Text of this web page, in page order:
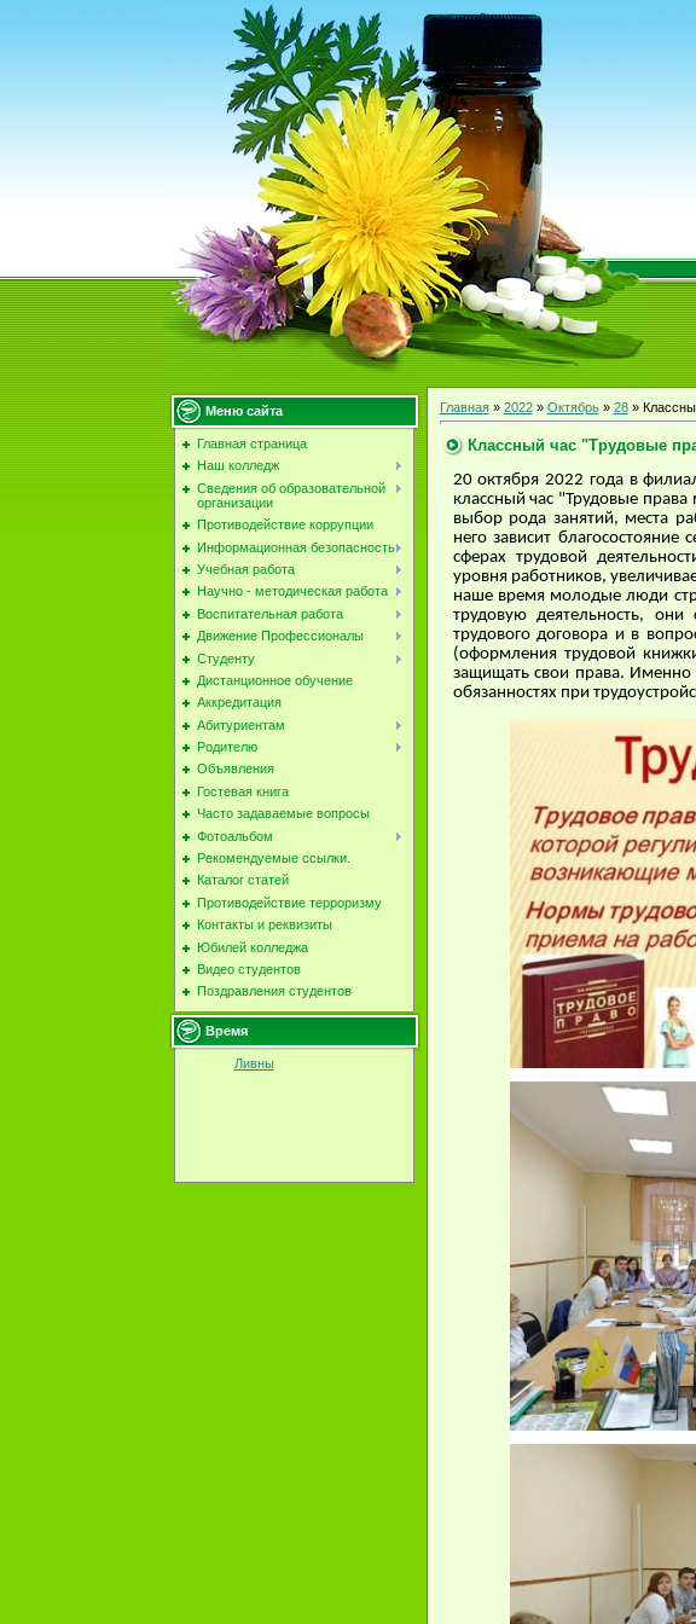
Меню сайта
Главная страница
Наш колледж
Сведения об образовательной
организации
Противодействие коррупции
Информационная безопасность
Учебная работа
Научно - методическая работа
Воспитательная работа
Движение Профессионалы
Студенту
Дистанционное обучение
Аккредитация
Абитуриентам
Родителю
Объявления
Гостевая книга
Часто задаваемые вопросы
Фотоальбом
Рекомендуемые ссылки.
Каталог статей
Противодействие терроризму
Контакты и реквизиты
Юбилей колледжа
Видео студентов
Поздравления студентов
Время
Ливны
Главная» 2022 » Октябрь » 28»
Классный час "Трудовые
20 октября 2022 года в
классный час "Трудовые
выбор рода занятий, места
него зависит
сферах трудовой
уровня работников,
наше время молодые люди
трудовую деятельность,
трудового договора и в
(оформления трудовой
защищать свои права. Именно
обязанностях при